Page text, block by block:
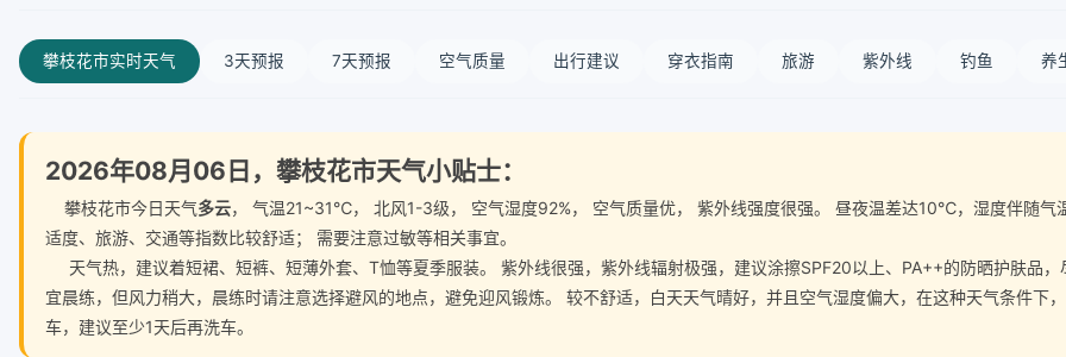
攀枝花市实时天气 3天预报 7天预报 空气质量 出行建议 穿衣指南 旅游 紫外线 钓鱼 养
2026年08月06日，攀枝花市天气小贴士：
攀枝花市今日天气多云， 气温21~31℃， 北风1-3级， 空气湿度92%， 空气质量优， 紫外线强度很强。 昼夜温差达10℃，湿度伴随气
适度、旅游、交通等指数比较舒适； 需要注意过敏等相关事宜。
天气热，建议着短裙、短裤、短薄外套、T恤等夏季服装。 紫外线很强，紫外线辐射极强，建议涂擦SPF20以上、PA++的防晒护肤品
宜晨练，但风力稍大，晨练时请注意选择避风的地点，避免迎风锻炼。 较不舒适，白天天气晴好，并且空气湿度偏大，在这种天气条件下
车，建议至少1天后再洗车。